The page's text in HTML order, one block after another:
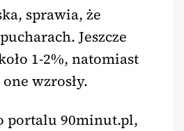
sprawia, że
Jeszcze
1-2%, natomiast
wzrosły.
portalu 90minut.pl,